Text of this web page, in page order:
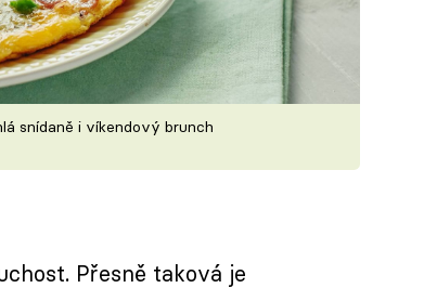
snídaně i víkendový brunch
Přesně taková je